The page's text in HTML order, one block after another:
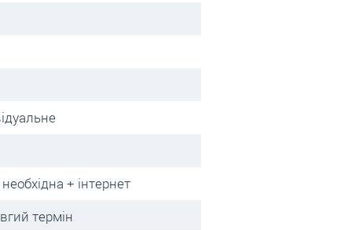
+ інтернет
термін